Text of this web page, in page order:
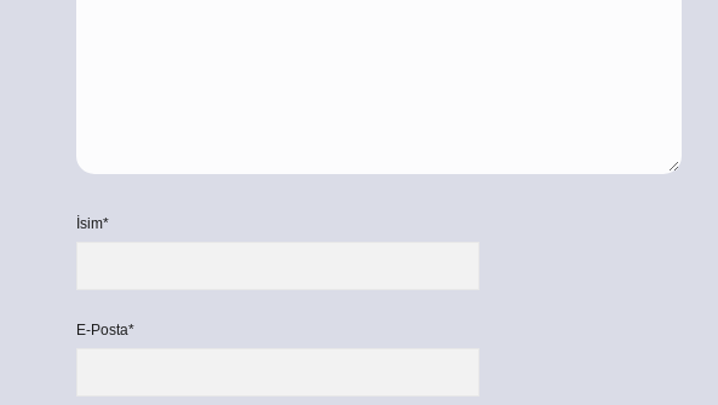
İsim*
E-Posta*